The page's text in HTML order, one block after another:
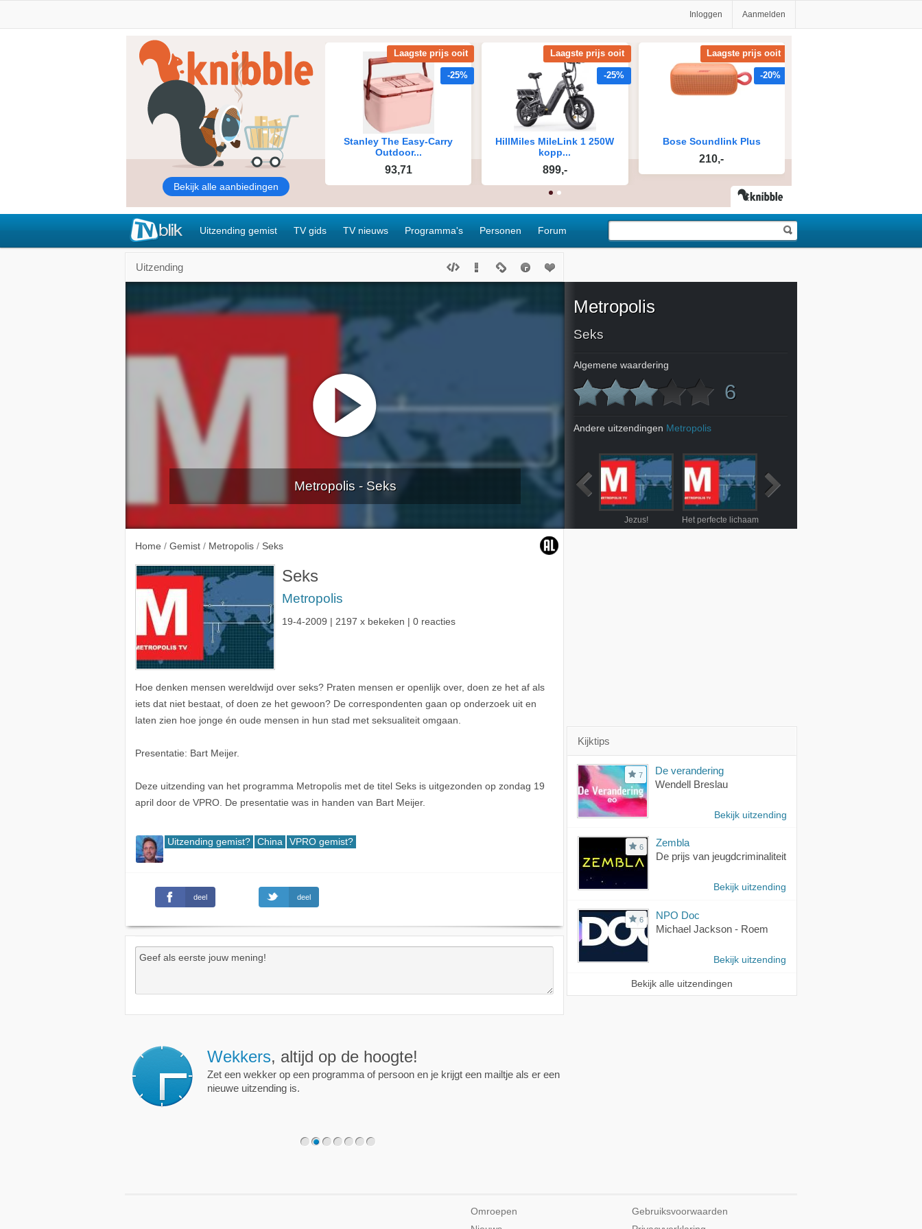
Inloggen Aanmelden
Uitzending gemist TV gids TV nieuws Programma's Personen Forum
Uitzending
Metropolis - Seks
Home / Gemist / Metropolis / Seks
Seks
Metropolis
19-4-2009 | 2197 x bekeken | 0 reacties
Hoe denken mensen wereldwijd over seks? Praten mensen er openlijk over, doen ze het af als
iets dat niet bestaat, of doen ze het gewoon? De correspondenten gaan op onderzoek uit en
laten zien hoe jonge én oude mensen in hun stad met seksualiteit omgaan.
Presentatie: Bart Meijer.
Deze uitzending van het programma Metropolis met de titel Seks is uitgezonden op zondag 19
april door de VPRO. De presentatie was in handen van Bart Meijer.
Uitzending gemist? China VPRO gemist?
deel deel
Metropolis
Seks
Algemene waardering
6
Andere uitzendingen Metropolis
Wereld vol drugs Jezus! Het perfecte lichaam
Kijktips
7
De verandering
Wendell Breslau
Bekijk uitzending
6
Zembla
De prijs van jeugdcriminaliteit
Bekijk uitzending
6
NPO Doc
Michael Jackson - Roem
Bekijk uitzending
Bekijk alle uitzendingen
Wekkers, altijd op de hoogte!
Zet een wekker op een programma of persoon en je krijgt een mailtje als er een
nieuwe uitzending is.
Omroepen
Gebruiksvoorwaarden